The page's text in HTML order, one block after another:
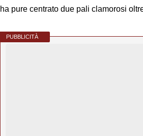
ha pure centrato due pali clamorosi
PUBBLICITÀ